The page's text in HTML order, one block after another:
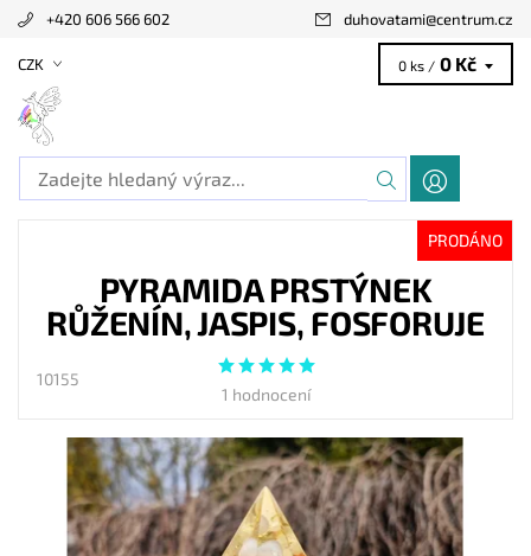
+420 606 566 602 duhovatami@centrum.cz
CZK 0 ks / 0 Kč
PRODÁNO
PYRAMIDA PRSTÝNEK
RŮŽENÍN, JASPIS, FOSFORUJE
10155
1 hodnocení